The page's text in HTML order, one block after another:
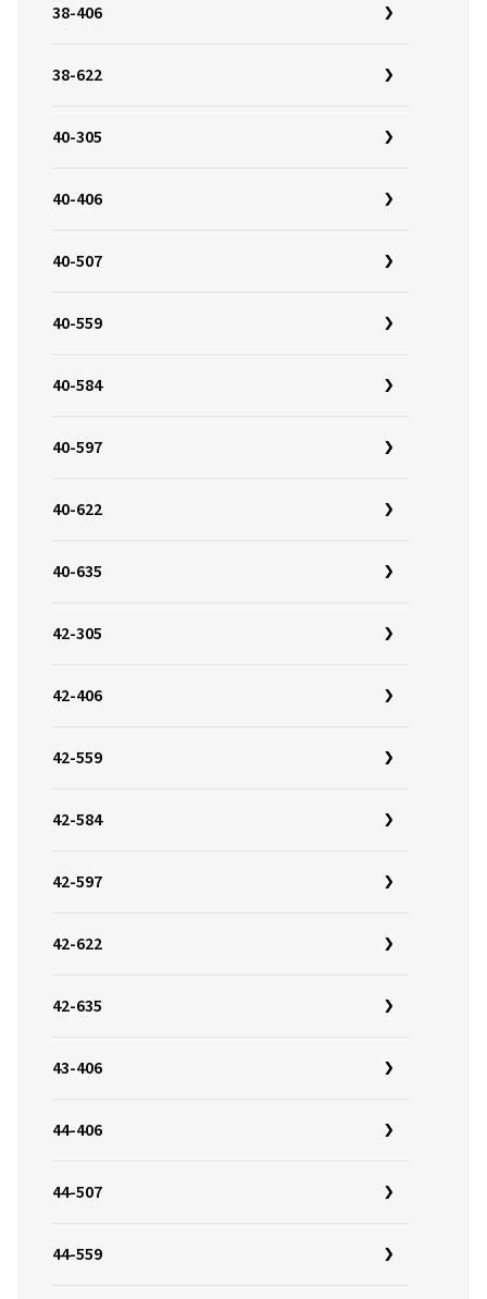
38-406
38-622
40-305
40-406
40-507
40-559
40-584
40-597
40-622
40-635
42-305
42-406
42-559
42-584
42-597
42-622
42-635
43-406
44-406
44-507
44-559